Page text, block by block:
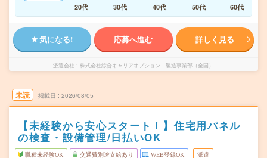
20代
30代 40代 50代 60代
気になる! 応募へ進む 詳しく見る
派遣会社 株式会社綜合キャリアオプション 製造事業部（全国）
未読 掲載日 2026/08/05
【未経験から安心スタート！】住宅用パネル
の検査・設備管理/日払いOK
職種未経験OK 交通費別途支給あり WEB登録OK 派遣